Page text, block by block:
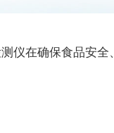
仪在确保食品安